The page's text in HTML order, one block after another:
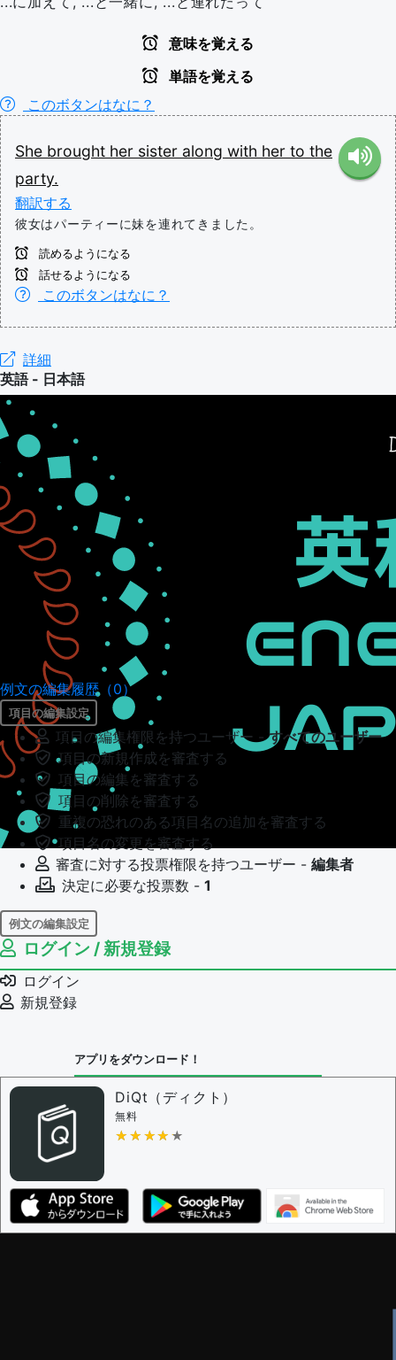
意味を覚える
単語を覚える
このボタンはなに？
She brought her sister along with her to the
party.
翻訳する
彼女はパーティーに妹を連れてきました。
読めるようになる
話せるようになる
このボタンはなに？
詳細
英語 - 日本語
例文の編集履歴（0）
項目の編集設定
項目の編集権限を持つユーザー -すべてのユーザー
項目の新規作成を審査する
項目の編集を審査する
項目の削除を審査する
重複の恐れのある項目名の追加を審査する
項目名の変更を審査する
審査に対する投票権限を持つユーザー - 編集者
決定に必要な投票数 - 1
例文の編集設定
例文の編集権限を持つユーザー -
例文の編集を審査する
例文の削除を審査する
審査に対する投票権限を持つユーザー -
問題の編集権限を持つユーザー -
審査に対する投票権限を持つユーザー -
ザー
決定に必要な投票数 -
編集ガイドライン
ログイン / 新規登録
ログイン
新規登録
アプリをダウンロード！
DiQt（ディクト）
無料
★★★★★
★★★★★